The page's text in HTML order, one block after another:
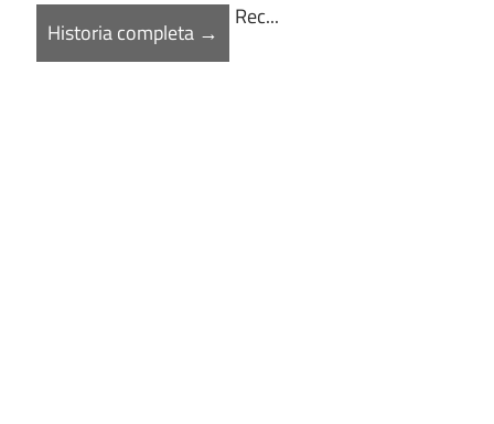
Rec...
Historia completa →